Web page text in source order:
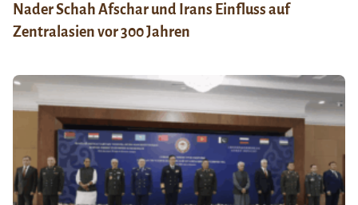
Nader Schah Afschar und Irans Einfluss auf
Zentralasien vor 300 Jahren